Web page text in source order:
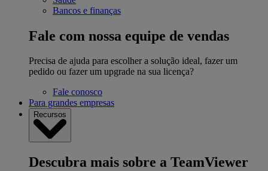
Bancos e finanças
Fale com nossa equipe de vendas
Precisa de ajuda para escolher a solução ideal, fazer um
pedido ou fazer um upgrade na sua licença?
Fale conosco
Para grandes empresas
Recursos
Descubra mais sobre a TeamViewer